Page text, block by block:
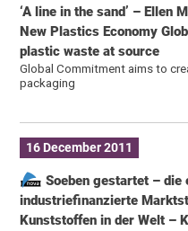
‘A line in the sand’ – Ellen
New Plastics Economy
plastic waste at source
Global Commitment aims to
packaging
16 December 2011
Soeben gestartet – die
industriefinanzierte
Kunststoffen in der Welt –